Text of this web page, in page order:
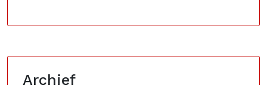
Archief